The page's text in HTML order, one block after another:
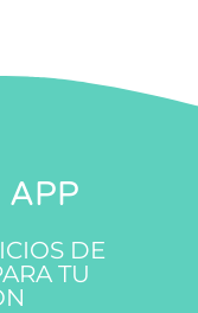
APP
DE
TU